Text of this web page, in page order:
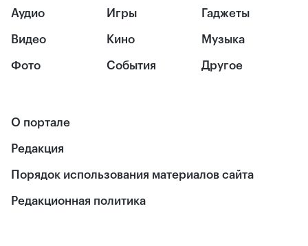
Аудио
Видео
Фото
Игры
Кино
События
Гаджеты
Музыка
Другое
О портале
Редакция
Порядок использования материалов сайта
Редакционная политика